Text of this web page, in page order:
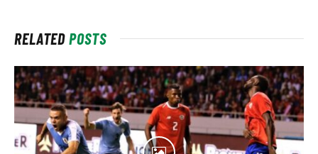
RELATEDPOSTS